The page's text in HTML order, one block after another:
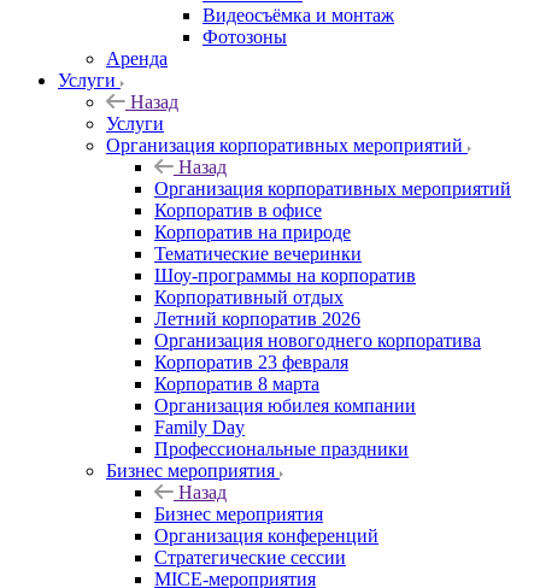
Видеосъёмка и монтаж
Фотозоны
Аренда
Услуги
Назад
Услуги
Организация корпоративных мероприятий
Назад
Организация корпоративных мероприятий
Корпоратив в офисе
Корпоратив на природе
Тематические вечеринки
Шоу-программы на корпоратив
Корпоративный отдых
Летний корпоратив 2026
Организация новогоднего корпоратива
Корпоратив 23 февраля
Корпоратив 8 марта
Организация юбилея компании
Family Day
Профессиональные праздники
Бизнес мероприятия
Назад
Бизнес мероприятия
Организация конференций
Стратегические сессии
MICE-мероприятия